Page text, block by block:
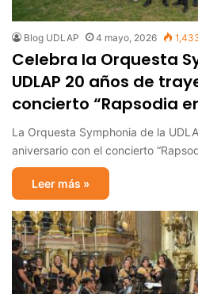
Blog UDLAP 4 mayo, 2026
Celebra la Orquesta
UDLAP 20 años de
concierto “Rapsodia
La Orquesta Symphonia de la
aniversario con el concierto
Leer más »